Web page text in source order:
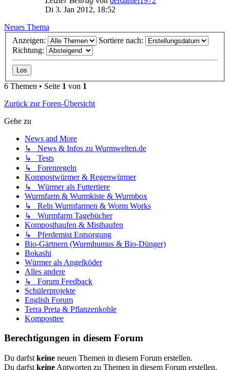
Di 3. Jan 2012, 18:52
Neues Thema
Anzeigen:
Sortiere nach:
Richtung:
6 Themen • Seite 1 von 1
Zurück zur Foren-Übersicht
Gehe zu
News and More
↳ News & Infos zu Wurmwelten.de
↳ Tests
↳ Forenregeln
Kompostwürmer & Regenwürmer
↳ Würmer als Futtertiere
Wurmfarm & Wurmkiste & Wurmbox
↳ Reln Wurmfarmen & Worm Works
↳ Wurmfarm Tagebücher
Komposthaufen & Misthaufen
↳ Pferdemist Entsorgung
Bio-Gärtnern (Wurmhumus & Bio-Dünger)
Bokashi
Würmer als Angelköder
Alles andere
↳ Forum Feedback
Schülerprojekte
English Forum
Terra Preta & Pflanzenkohle
Komposttee
Berechtigungen in diesem Forum
Du darfst keine neuen Themen in diesem Forum erstellen.
Du darfst keine Antworten zu Themen in diesem Forum erstellen.